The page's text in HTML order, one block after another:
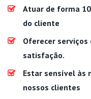
Atuar de forma
do cliente
Oferecer serviços
satisfação.
Estar sensível às
nossos clientes